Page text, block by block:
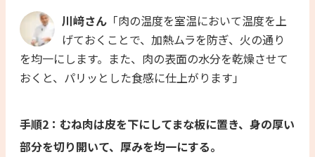
川﨑さん 「肉の温度を室温において温度を上
げておくことで、加熱ムラを防ぎ、火の通り
を均一にします。また、肉の表面の水分を乾燥させて
おくと、パリッとした食感に仕上がります」
手順2：むね肉は皮を下にしてまな板に置き、身の厚い
部分を切り開いて、厚みを均一にする。